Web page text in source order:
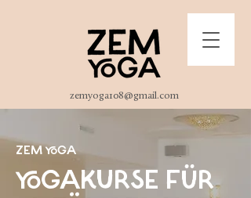
zemyoga108@gmail.com
ZEM YOGA
YOGAKURSE FÜR